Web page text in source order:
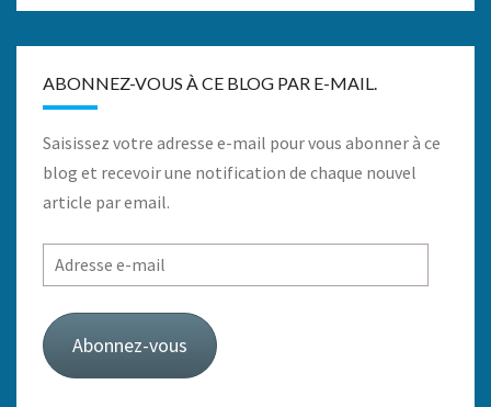
ABONNEZ-VOUS À CE BLOG PAR E-MAIL.
Saisissez votre adresse e-mail pour vous abonner à ce
blog et recevoir une notification de chaque nouvel
article par email.
Adresse
e-
mail
Abonnez-vous